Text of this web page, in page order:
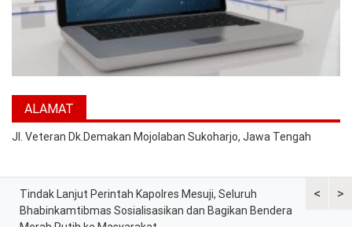
ALAMAT
Jl. Veteran Dk.Demakan Mojolaban Sukoharjo, Jawa Tengah
<
Tindak Lanjut Perintah Kapolres Mesuji, Seluruh
Bhabinkamtibmas Sosialisasikan dan Bagikan Bendera
Sat
>